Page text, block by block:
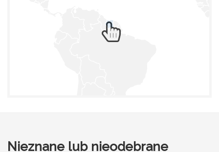
Nieznane lub nieodebrane